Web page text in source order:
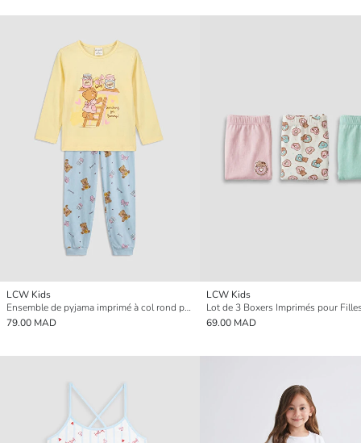
LCW Kids
Ensemble de pyjama imprimé à col rond pour filles
79.00 MAD
LCW Kids
Lot de 3 Boxers Imprimés pour
69.00 MAD